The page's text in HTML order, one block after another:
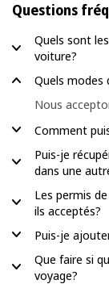
Questions
Quels sont
voiture?
Quels modes
Nous
Comment
Puis-je
dans une
Les permis
ils acceptés?
Puis-je
Que faire si
voyage?